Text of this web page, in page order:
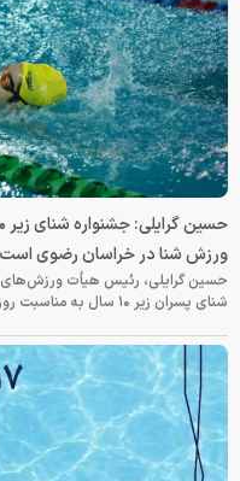
ورزش شنا در خراسان رضوی است
حسین گرایلی، رئیس هیأت ورزش‌های
شنای پسران زیر ۱۰ سال به مناسبت روز جهانی شنا اظهار کرد: این جشنواره روز جمعه‌ ۱۶